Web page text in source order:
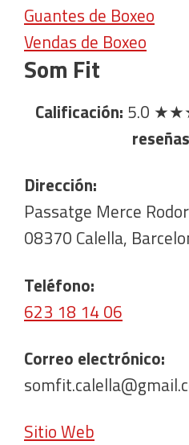
Guantes de Boxeo
Vendas de Boxeo
Som Fit
Calificación: 5.0
Dirección:
Passatge Merce
08370 Calella,
Teléfono:
623 18 14 06
Correo electrónico:
Sitio Web